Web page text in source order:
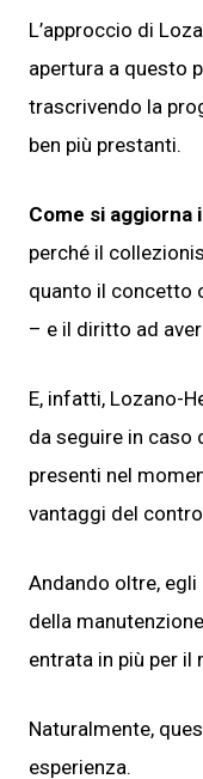
L’approccio di
apertura a questo
trascrivendo la
ben più prestanti.
Come si aggiorna
perché il
quanto il concetto
– e il diritto ad
E, infatti, Lozano-
da seguire in caso
presenti nel
vantaggi del
Andando oltre,
della
entrata in più per
Naturalmente,
esperienza.